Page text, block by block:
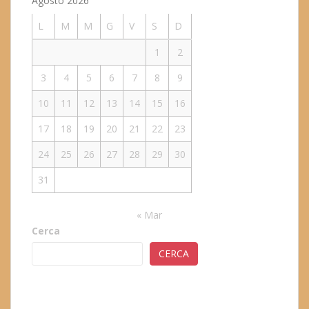
L
M M G V S
D
1
2
3
4 5 6 7 8
9
10
11 12 13 14 15
16
17
18 19 20 21 22
23
24
25 26 27 28 29
30
31
« Mar
Cerca
CERCA